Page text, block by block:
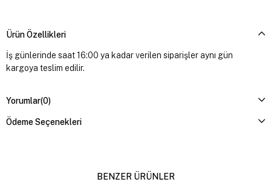
Ürün Özellikleri
İş günlerinde saat 16:00 ya kadar verilen siparişler aynı gün
kargoya teslim edilir.
Yorumlar(0)
Ödeme Seçenekleri
BENZER ÜRÜNLER